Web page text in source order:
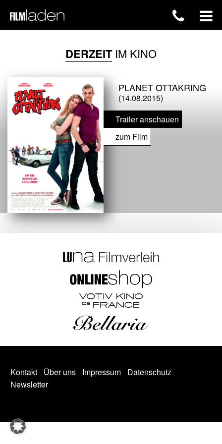
DERZEITIM KINO
PLANET OTTAKRING
(14.08.2015)
Trailer anschauen
zum Film
Kontakt Über uns Impressum
Datenschutz
Newsletter